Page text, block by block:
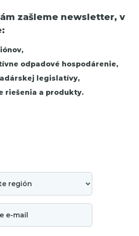
zašleme newsletter, v
odpadové hospodárenie,
legislatívy,
riešenia a produkty.